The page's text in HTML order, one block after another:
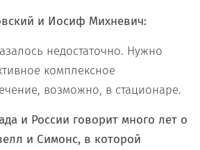
и Иосиф Михневич:
недостаточно. Нужно
комплексное
возможно, в стационаре.
и России говорит много лет о
и Симонс, в которой